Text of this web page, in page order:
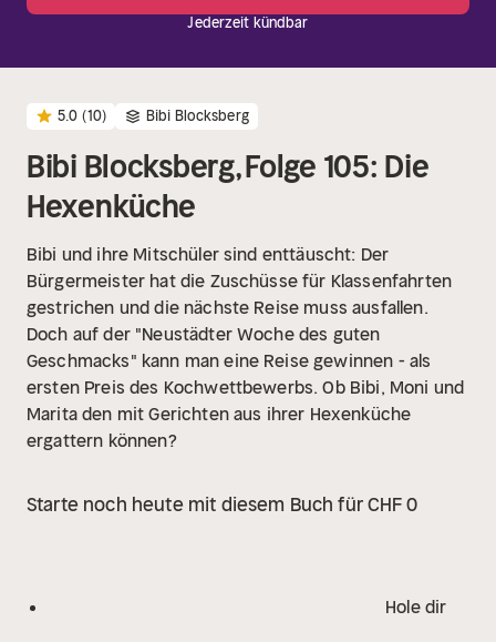
Jederzeit kündbar
5.0 (10) Bibi Blocksberg
Bibi Blocksberg, Folge 105: Die
Hexenküche
Bibi und ihre Mitschüler sind enttäuscht: Der
Bürgermeister hat die Zuschüsse für Klassenfahrten
gestrichen und die nächste Reise muss ausfallen.
Doch auf der "Neustädter Woche des guten
Geschmacks" kann man eine Reise gewinnen - als
ersten Preis des Kochwettbewerbs. Ob Bibi, Moni und
Marita den mit Gerichten aus ihrer Hexenküche
ergattern können?
Starte noch heute mit diesem Buch für CHF 0
Hole dir